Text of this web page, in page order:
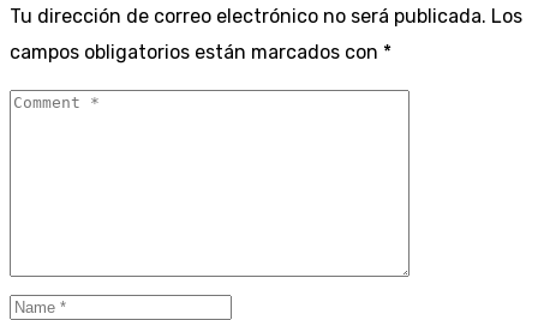
Tu dirección de correo electrónico no será publicada. Los
campos obligatorios están marcados con *